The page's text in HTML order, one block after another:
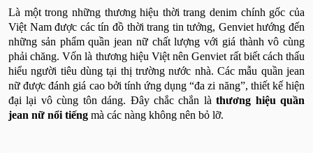
Là một trong những thương hiệu thời trang denim chính gốc của
Việt Nam được các tín đồ thời trang tin tưởng, Genviet hướng đến
những sản phẩm quần jean nữ chất lượng với giá thành vô cùng
phải chăng. Vốn là thương hiệu Việt nên Genviet rất biết cách thấu
hiểu người tiêu dùng tại thị trường nước nhà. Các mẫu quần jean
nữ được đánh giá cao bởi tính ứng dụng “đa zi năng”, thiết kế hiện
đại lại vô cùng tôn dáng. Đây chắc chắn làthương hiệu quần
jean nữ nổi tiếng mà các nàng không nên bỏ lỡ.